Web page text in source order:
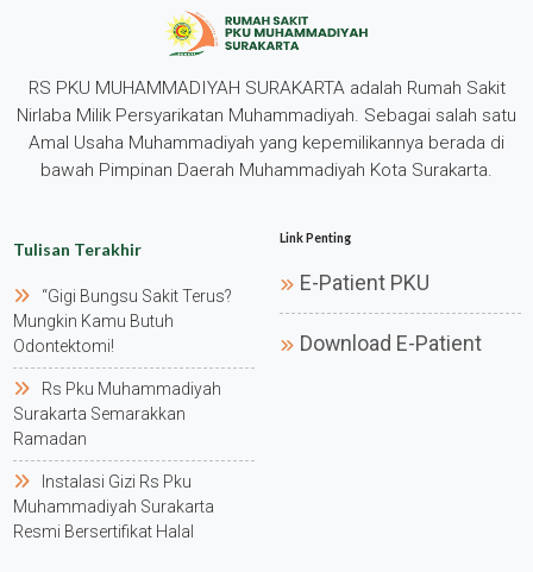
RS PKU MUHAMMADIYAH SURAKARTA adalah Rumah Sakit
Nirlaba Milik Persyarikatan Muhammadiyah. Sebagai salah satu
Amal Usaha Muhammadiyah yang kepemilikannya berada di
bawah Pimpinan Daerah Muhammadiyah Kota Surakarta.
Tulisan Terakhir
“gigi Bungsu Sakit Terus?
Mungkin Kamu Butuh
Odontektomi!
Rs Pku Muhammadiyah
Surakarta Semarakkan
Ramadan
Instalasi Gizi Rs Pku
Muhammadiyah Surakarta
Resmi Bersertifikat Halal
Link Penting
E-Patient PKU
Download E-Patient